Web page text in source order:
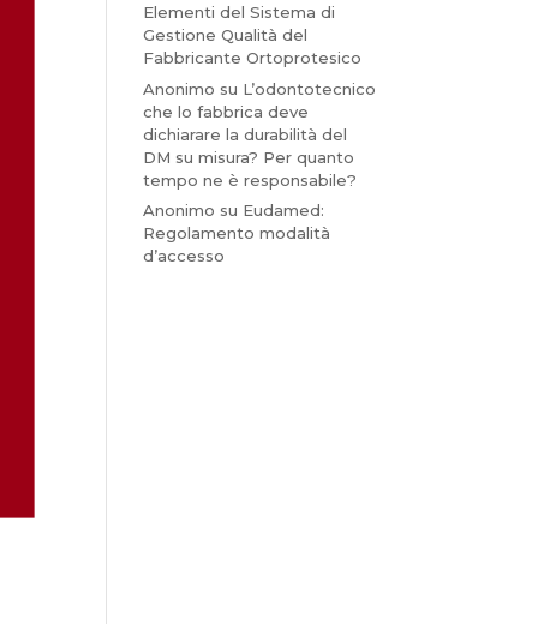
Elementi del Sistema di
Gestione Qualità del
Fabbricante Ortoprotesico
Anonimo su L’odontotecnico
che lo fabbrica deve
dichiarare la durabilità del
DM su misura? Per quanto
tempo ne è responsabile?
Anonimo su Eudamed:
Regolamento modalità
d’accesso